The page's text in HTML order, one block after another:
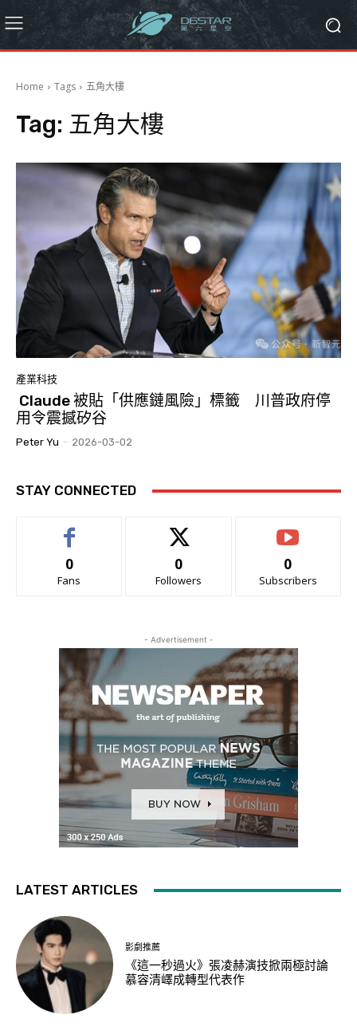
Home Tags 五角大樓
Tag: 五角大樓
產業科技
Claude 被貼「供應鏈風險」標籤 川普政府停
用令震撼矽谷
Peter Yu - 2026-03-02
STAY CONNECTED
0
Fans
0
Followers
0
Subscribers
- Advertisement -
LATEST ARTICLES
影劇推薦
《這一秒過火》張凌赫演技掀兩極討論
慕容清嶧成轉型代表作